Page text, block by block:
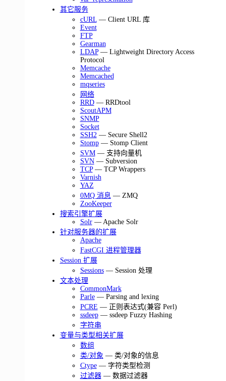
其它服务
cURL— Client URL 库
Event
FTP
Gearman
LDAP— Lightweight Directory Access
Protocol
Memcache
Memcached
mqseries
网络
RRD— RRDtool
ScoutAPM
SNMP
Socket
SSH2 — Secure Shell2
Stomp— Stomp Client
SVM— 支持向量机
SVN— Subversion
TCP— TCP Wrappers
Varnish
YAZ
0MQ 消息 — ZMQ
ZooKeeper
搜索引擎扩展
Solr— Apache Solr
针对服务器的扩展
Apache
FastCGI 进程管理器
Session 扩展
Sessions— Session 处理
文本处理
CommonMark
Parle— Parsing and lexing
PCRE — 正则表达式(兼容 Perl)
ssdeep— ssdeep Fuzzy Hashing
字符串
变量与类型相关扩展
数组
类/对象 — 类/对象的信息
Ctype— 字符类型检测
过滤器— 数据过滤器